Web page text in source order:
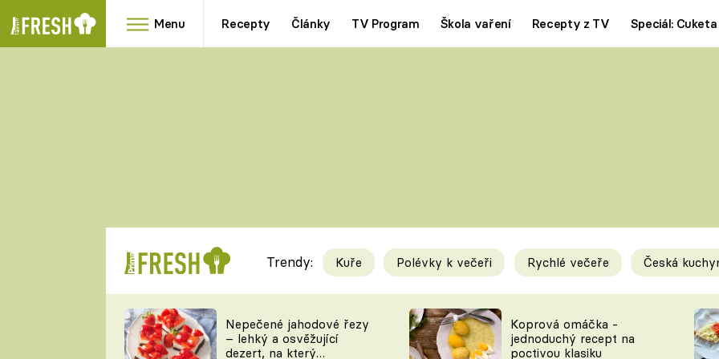
Menu Recepty Články TV Program Škola vaření Recepty z TV Speciál: Cuketa
RYCHLOVKY
Videorecepty
TEĎ VAŘÍ ŠÉF!
Tipy a triky
KAM ZA JÍDLEM
Trendy: Kuře Polévky k večeři Rychlé večeře Česká
Nepečené jahodové řezy
– lehký a osvěžující
dezert, na který
Koprová omáčka -
jednoduchý recept na
poctivou klasiku